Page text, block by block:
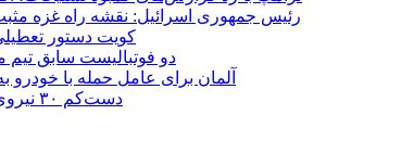
رئیس‌ جمهوری اسرائیل: نقشه راه غزه
کویت دستور
دو فوتبالیست سابق تیم
آلمان برای عامل حمله با
دست‌کم ۳۰ نیروی دولتی یمن در حملات حوثی‌ها کشته شدند